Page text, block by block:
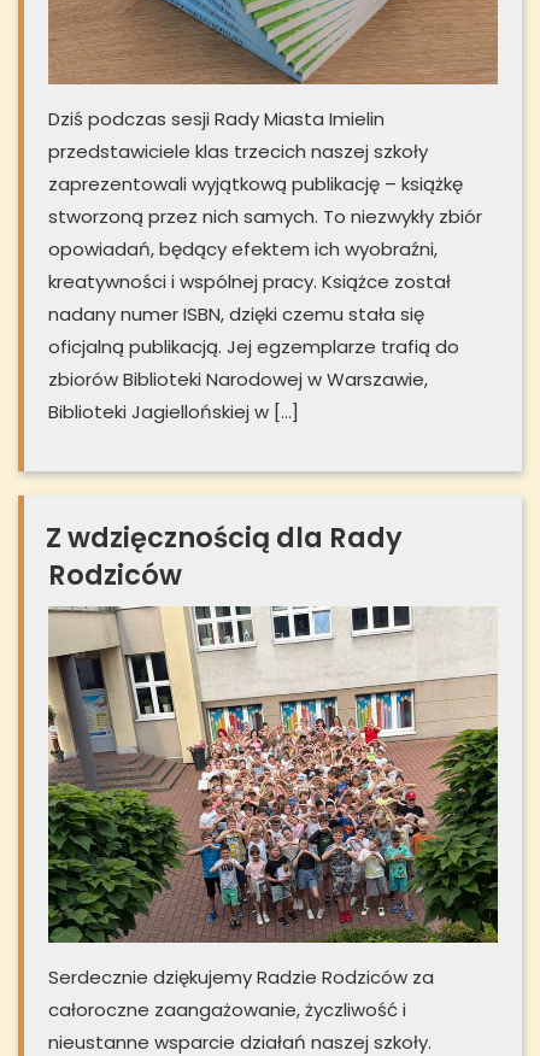
Dziś podczas sesji Rady Miasta Imielin
przedstawiciele klas trzecich naszej szkoły
zaprezentowali wyjątkową publikację – książkę
stworzoną przez nich samych. To niezwykły zbiór
opowiadań, będący efektem ich wyobraźni,
kreatywności i wspólnej pracy. Książce został
nadany numer ISBN, dzięki czemu stała się
oficjalną publikacją. Jej egzemplarze trafią do
zbiorów Biblioteki Narodowej w Warszawie,
Biblioteki Jagiellońskiej w […]
Z wdzięcznością dla Rady
Rodziców
Serdecznie dziękujemy Radzie Rodziców za
całoroczne zaangażowanie, życzliwość i
nieustanne wsparcie działań naszej szkoły.